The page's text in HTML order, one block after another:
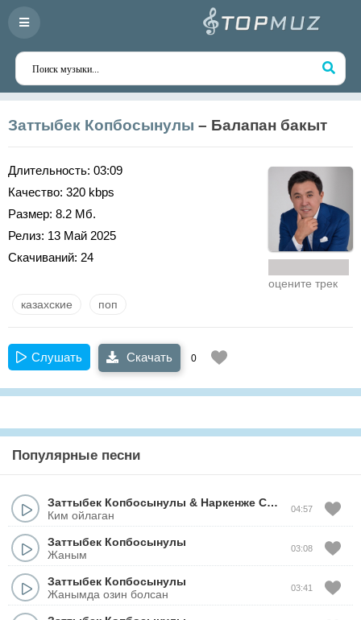
Заттыбек Копбосынулы – Балапан бакыт
Длительность: 03:09
Качество: 320 kbps
Размер: 8.2 Мб.
Релиз: 13 Май 2025
Скачиваний: 24
оцените трек
казахские поп
Слушать Скачать 0
Популярные песни
Заттыбек Копбосынулы & Наркенже Серикбаева
Ким ойлаган
04:57
Заттыбек Копбосынулы
Жаным
03:08
Заттыбек Копбосынулы
Жанымда озин болсан
03:41